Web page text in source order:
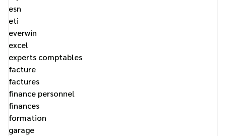
esn
eti
everwin
excel
experts comptables
facture
factures
finance personnel
finances
formation
garage